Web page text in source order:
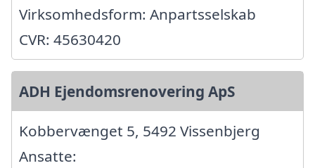
Virksomhedsform: Anpartsselskab
CVR: 45630420
ADH Ejendomsrenovering ApS
Kobbervænget 5, 5492 Vissenbjerg
Ansatte: